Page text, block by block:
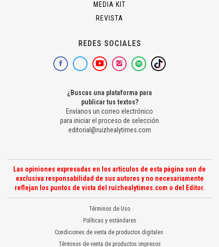
MEDIA KIT
REVISTA
REDES SOCIALES
¿Buscas una plataforma para
publicar tus textos?
Envíanos un correo electrónico
para iniciar el proceso de selección
editorial@ruizhealytimes.com
Las opiniones expresadas en los artículos de esta página son de
exclusiva responsabilidad de sus autores y no necesariamente
reflejan los puntos de vista del ruizhealytimes.com o del Editor.
Términos de Uso
Políticas y estándares
Condiciones de venta de productos digitales
Términos de venta de productos impresos